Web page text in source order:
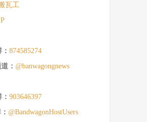
瓦工
874585274
： @banwagongnews
903646397
@BandwagonHostUsers